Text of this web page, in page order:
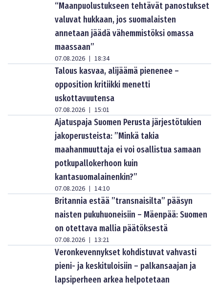
“Maanpuolustukseen tehtävät panostukset
valuvat hukkaan, jos suomalaisten
annetaan jäädä vähemmistöksi omassa
maassaan”
07.08.2026 | 18:34
Talous kasvaa, alijäämä pienenee –
opposition kritiikki menetti
uskottavuutensa
07.08.2026 | 15:01
Ajatuspaja Suomen Perusta järjestötukien
jakoperusteista: ”Minkä takia
maahanmuuttaja ei voi osallistua samaan
potkupallokerhoon kuin
kantasuomalainenkin?”
07.08.2026 | 14:10
Britannia estää ”transnaisilta” pääsyn
naisten pukuhuoneisiin – Mäenpää: Suomen
on otettava mallia päätöksestä
07.08.2026 | 13:21
Veronkevennykset kohdistuvat vahvasti
pieni- ja keskituloisiin – palkansaajan ja
lapsiperheen arkea helpotetaan